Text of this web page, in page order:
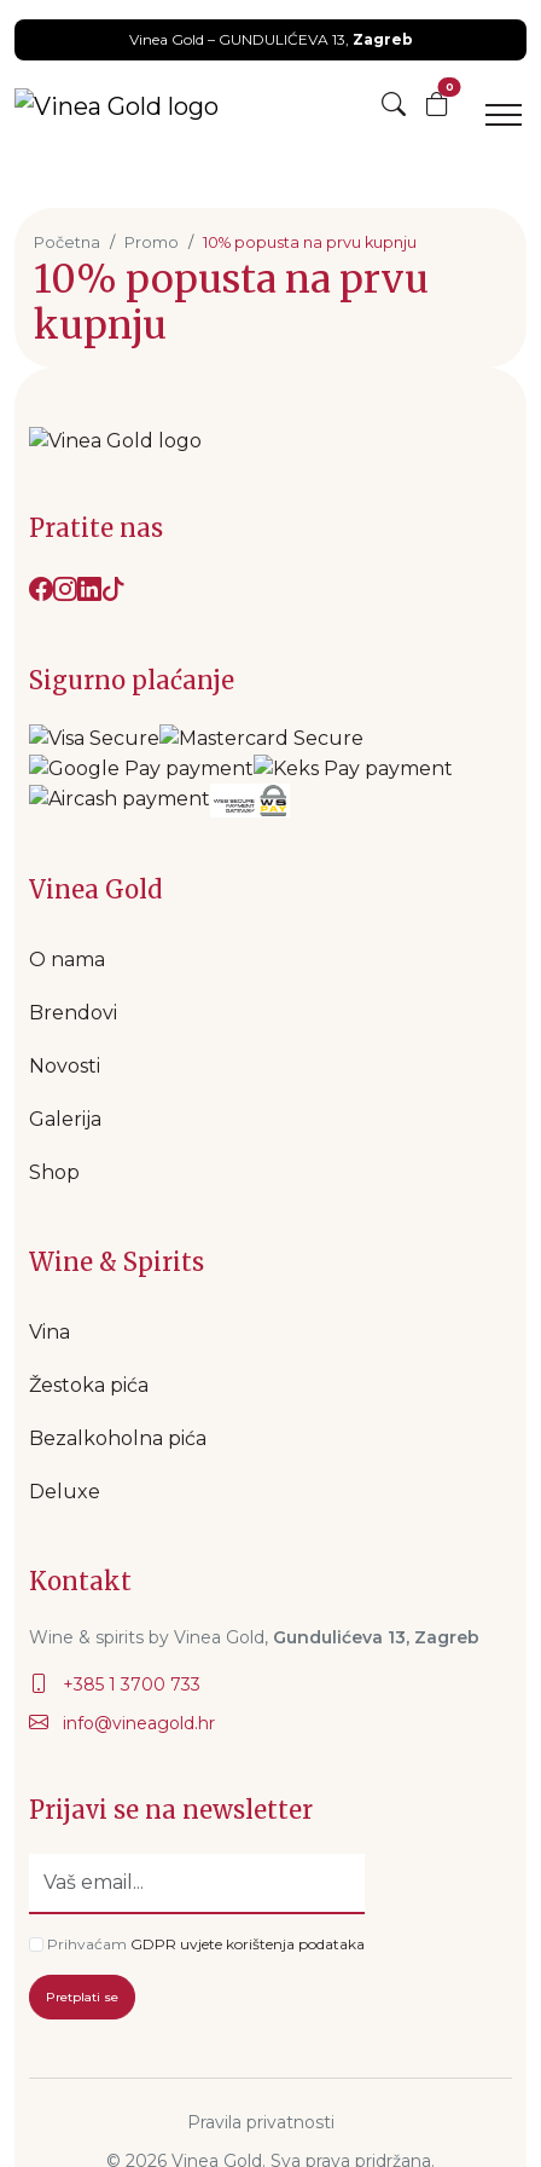
Vinea Gold – GUNDULIĆEVA 13, Zagreb
0
Početna Promo 10% popusta na prvu kupnju
10% popusta na prvu
kupnju
Pratite nas
Sigurno plaćanje
Vinea Gold
O nama
Brendovi
Novosti
Galerija
Shop
Wine & Spirits
Vina
Žestoka pića
Bezalkoholna pića
Deluxe
Kontakt
Wine & spirits by Vinea Gold, Gundulićeva 13, Zagreb
+385 1 3700 733
Prijavi se na newsletter
Prihvaćam GDPR uvjete korištenja podataka
Pretplati se
Pravila privatnosti
© 2026 Vinea Gold. Sva prava pridržana.